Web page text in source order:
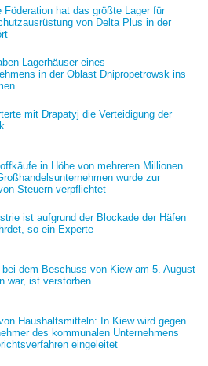
Föderation hat das größte Lager für
von Delta Plus in der
Lagerhäuser eines
in der Oblast Dnipropetrowsk ins
mit Drapatyj die Verteidigung der
in Höhe von mehreren Millionen
wurde zur
Steuern verpflichtet
ist aufgrund der Blockade der Häfen
so ein Experte
bei dem Beschuss von Kiew am 5. August
war, ist verstorben
Haushaltsmitteln: In Kiew wird gegen
des kommunalen Unternehmens
eingeleitet